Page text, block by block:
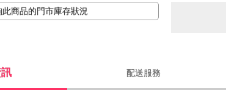
此商品的門市庫存狀況
配送服務